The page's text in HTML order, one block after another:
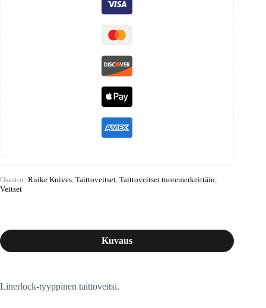
Osastot: Ruike Knives, Taittoveitset, Taittoveitset tuotemerkeittäin,
Veitset
Kuvaus
Linerlock-tyyppinen taittoveitsi.